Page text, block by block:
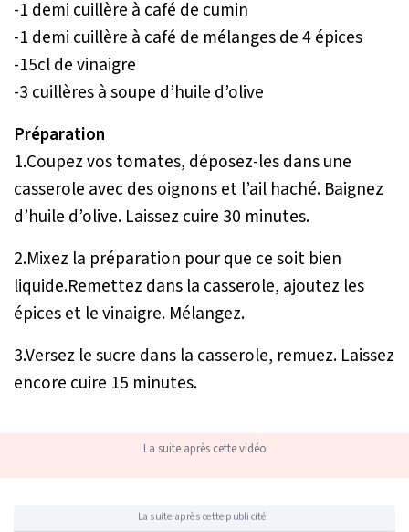
-1 demi cuillère à café de cumin
-1 demi cuillère à café de mélanges de 4 épices
-15cl de vinaigre
-3 cuillères à soupe d’huile d’olive
Préparation
1.Coupez vos tomates, déposez-les dans une
casserole avec des oignons et l’ail haché. Baignez
d’huile d’olive. Laissez cuire 30 minutes.
2.Mixez la préparation pour que ce soit bien
liquide.Remettez dans la casserole, ajoutez les
épices et le vinaigre. Mélangez.
3.Versez le sucre dans la casserole, remuez. Laissez
encore cuire 15 minutes.
La suite après cette vidéo
La suite après cette publicité